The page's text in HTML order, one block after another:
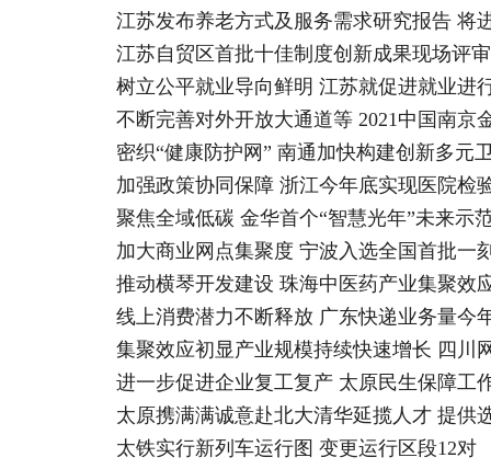
江苏发布养老方式及服务需求研究报告 将
江苏自贸区首批十佳制度创新成果现场评
树立公平就业导向鲜明 江苏就促进就业进
不断完善对外开放大通道等 2021中国南京
密织“健康防护网” 南通加快构建创新多元
加强政策协同保障 浙江今年底实现医院检
聚焦全域低碳 金华首个“智慧光年”未来示
加大商业网点集聚度 宁波入选全国首批一
推动横琴开发建设 珠海中医药产业集聚效
线上消费潜力不断释放 广东快递业务量今
集聚效应初显产业规模持续快速增长 四川
进一步促进企业复工复产 太原民生保障工
太原携满满诚意赴北大清华延揽人才 提供
太铁实行新列车运行图 变更运行区段12对